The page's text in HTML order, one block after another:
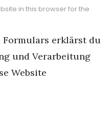
in this browser for the
erklärst du
und Verarbeitung
Website